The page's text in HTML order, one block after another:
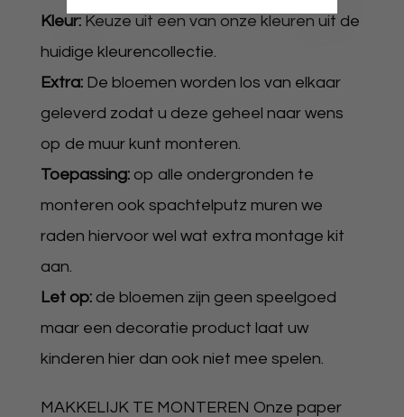
Kleur: Keuze uit een van onze kleuren uit de
huidige kleurencollectie.
Extra: De bloemen worden los van elkaar
geleverd zodat u deze geheel naar wens
op de muur kunt monteren.
Toepassing: op alle ondergronden te
monteren ook spachtelputz muren we
raden hiervoor wel wat extra montage kit
aan.
Let op: de bloemen zijn geen speelgoed
maar een decoratie product laat uw
kinderen hier dan ook niet mee spelen.
MAKKELIJK TE MONTEREN Onze paper